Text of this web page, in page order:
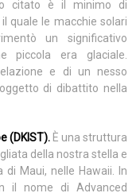
citato è il minimo di
quale le macchie solari
un significativo
piccola era glaciale.
e di un nesso
di dibattito nella
(DKIST). È una struttura
della nostra stella e
di Maui, nelle Hawaii. In
il nome di Advanced